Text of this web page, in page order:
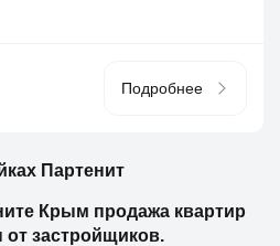
Подробнее
Партенит
Крым продажа квартир
от застройщиков.